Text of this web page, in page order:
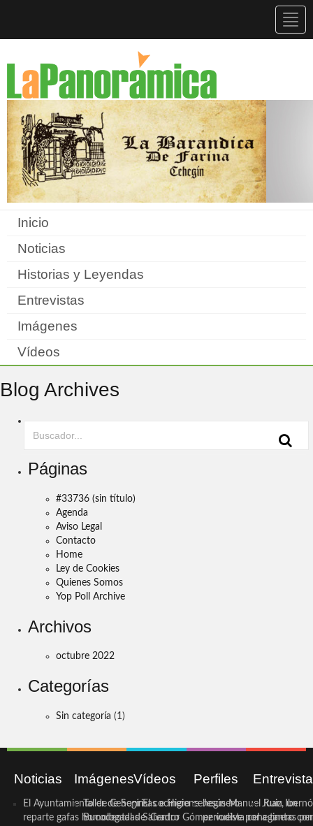
Inicio
Noticias
Historias y Leyendas
Entrevistas
Imágenes
Vídeos
Blog Archives
Páginas
#33736 (sin título)
Agenda
Aviso Legal
Contacto
Home
Ley de Cookies
Quienes Somos
Yop Poll Archive
Archivos
octubre 2022
Categorías
Sin categoría (1)
Noticias
El Ayuntamiento de Cehegín
reparte gafas homologadas
Imágenes
Taller de Sonrisas e Higiene
Bucodental de ‘Centro
Vídeos
El cocinero ceheginero
Salvador Gómez vuelve por
Perfiles
Jesús Manuel Ruiz, un
periodista ceheginero con
Juan
a tantas